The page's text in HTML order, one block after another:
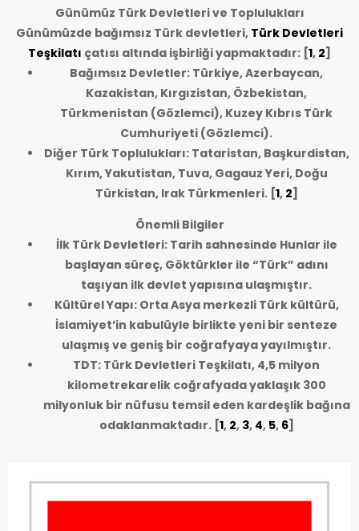
Günümüz Türk Devletleri ve Toplulukları
Günümüzde bağımsız Türk devletleri, Türk Devletleri
Teşkilatı çatısı altında işbirliği yapmaktadır: [1, 2]
Bağımsız Devletler: Türkiye, Azerbaycan,
Kazakistan, Kırgızistan, Özbekistan,
Türkmenistan (Gözlemci), Kuzey Kıbrıs Türk
Cumhuriyeti (Gözlemci).
Diğer Türk Toplulukları: Tataristan, Başkurdistan,
Kırım, Yakutistan, Tuva, Gagauz Yeri, Doğu
Türkistan, Irak Türkmenleri.[1, 2]
Önemli Bilgiler
İlk Türk Devletleri: Tarih sahnesinde Hunlar ile
başlayan süreç, Göktürkler ile “Türk” adını
taşıyan ilk devlet yapısına ulaşmıştır.
Kültürel Yapı: Orta Asya merkezli Türk kültürü,
İslamiyet’in kabulüyle birlikte yeni bir senteze
ulaşmış ve geniş bir coğrafyaya yayılmıştır.
TDT: Türk Devletleri Teşkilatı, 4,5 milyon
kilometrekarelik coğrafyada yaklaşık 300
milyonluk bir nüfusu temsil eden kardeşlik bağına
odaklanmaktadır.[1, 2, 3, 4, 5, 6]